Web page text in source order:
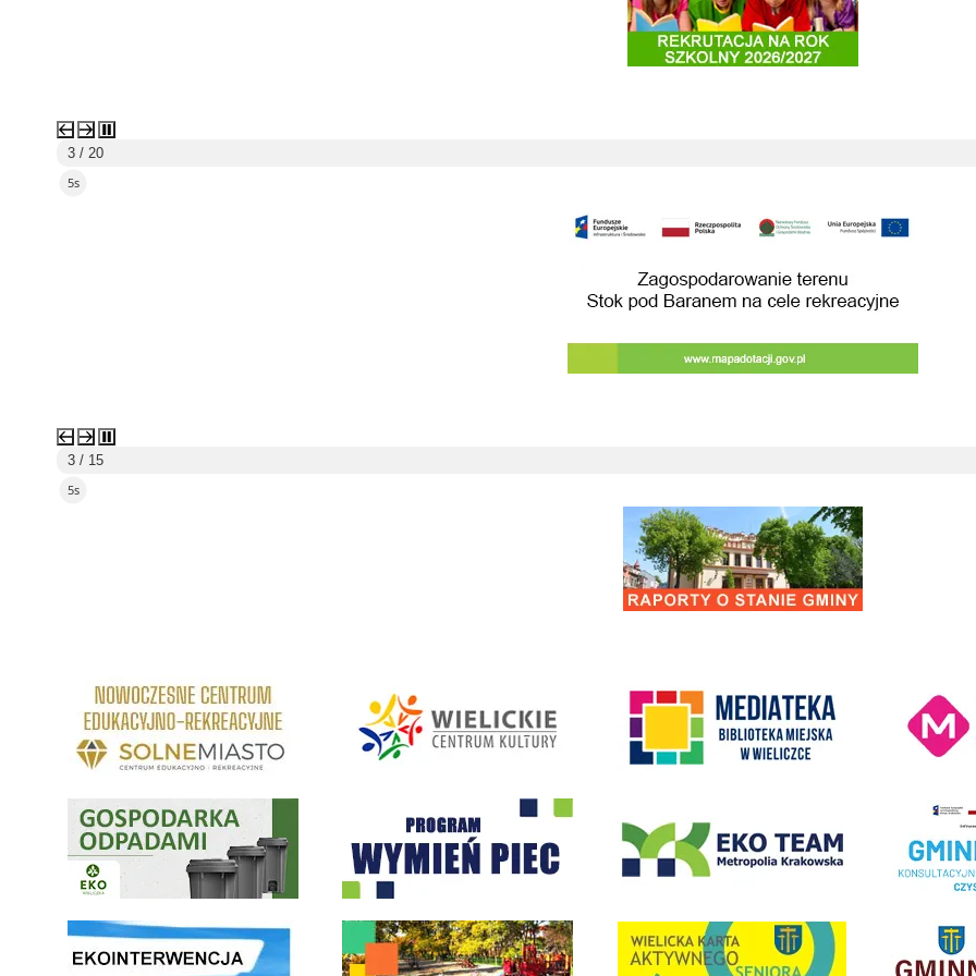
3 / 20
4s
Budowa przebudowa drog prowadzacych do
3 / 15
4s
Remont drogi gminnej 560861K ul. Juliusza
link do strony Centrum Edukacyjno Rekreacyjne
Gospodarka odpadami na terenie Miasta i Gminy WieliczkaProgram "Czyste Powietrze" - Wieliczka Realizacja
link do strony ekointerwencja dot.- powietrza link do strony - Wielicki Budżet Obywatelski link do strony Wielicka Karta Aktywnego Seniora link do strony